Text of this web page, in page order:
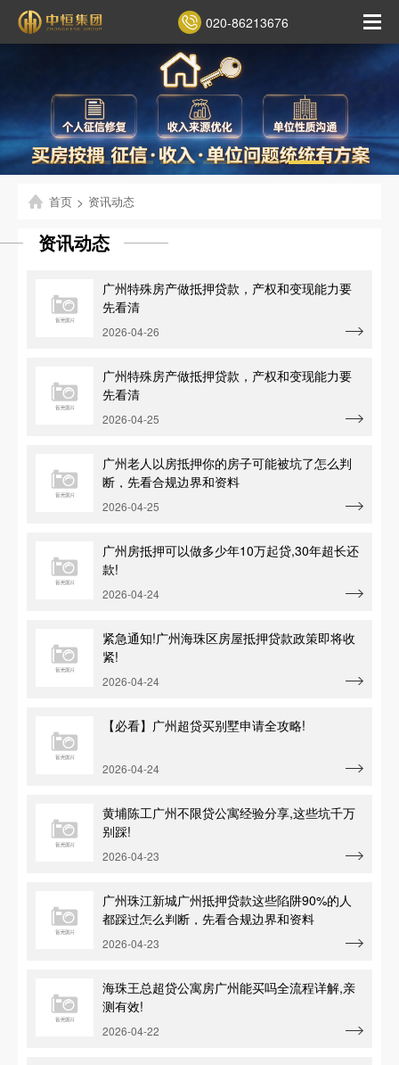
020-86213676
首页 > 资讯动态
资讯动态
广州特殊房产做抵押贷款，产权和变现能力要
先看清
2026-04-26
广州特殊房产做抵押贷款，产权和变现能力要
先看清
2026-04-25
广州老人以房抵押你的房子可能被坑了怎么判
断，先看合规边界和资料
2026-04-25
广州房抵押可以做多少年10万起贷,30年超长还
款!
2026-04-24
紧急通知!广州海珠区房屋抵押贷款政策即将收
紧!
2026-04-24
【必看】广州超贷买别墅申请全攻略!
2026-04-24
黄埔陈工广州不限贷公寓经验分享,这些坑千万
别踩!
2026-04-23
广州珠江新城广州抵押贷款这些陷阱90%的人
都踩过怎么判断，先看合规边界和资料
2026-04-23
海珠王总超贷公寓房广州能买吗全流程详解,亲
测有效!
2026-04-22